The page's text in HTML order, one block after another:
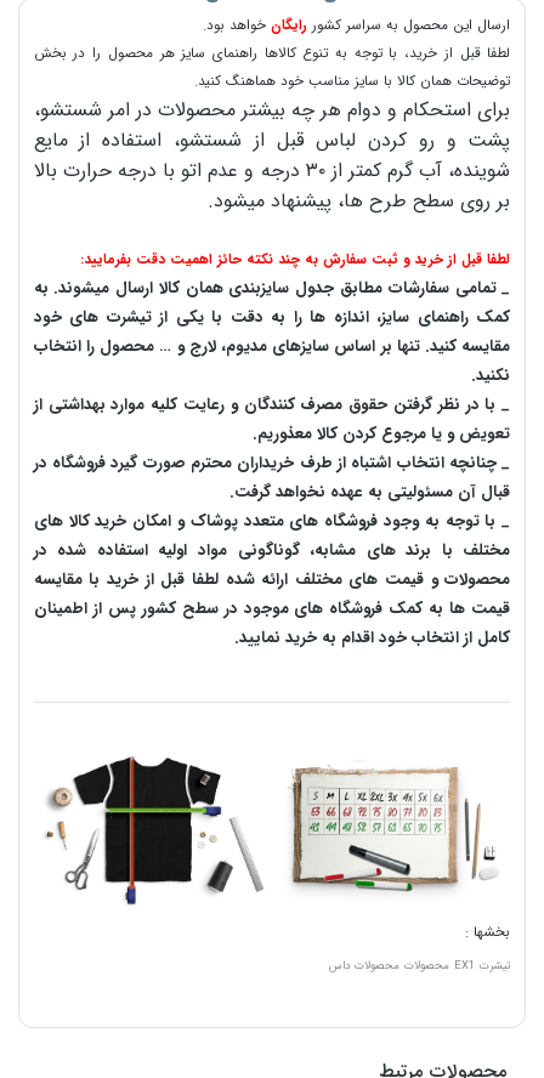
ارسال این محصول به سراسر کشور رایگانخواهد بود.
لطفا قبل از خرید، با توجه به تنوع کالاها راهنمای سایز هر محصول را در بخش
توضیحات همان کالا با سایز مناسب خود هماهنگ کنید.
برای استحکام و دوام هر چه بیشتر محصولات در امر شستشو،
پشت و رو کردن لباس قبل از شستشو، استفاده از مایع
شوینده، آب گرم کمتر از ۳۰ درجه و عدم اتو با درجه حرارت بالا
بر روی سطح طرح ها، پیشنهاد میشود.
لطفا قبل از خرید و ثبت سفارش به چند نکته حائز اهمیت دقت بفرمایید:
_ تمامی سفارشات مطابق جدول سایزبندی همان کالا ارسال میشوند. به
کمک راهنمای سایز، اندازه ها را به دقت با یکی از تیشرت های خود
مقایسه کنید. تنها بر اساس سایزهای مدیوم، لارج و … محصول را انتخاب
نکنید.
_ با در نظر گرفتن حقوق مصرف کنندگان و رعایت کلیه موارد بهداشتی از
تعویض و یا مرجوع کردن کالا معذوریم.
_ چنانچه انتخاب اشتباه از طرف خریداران محترم صورت گیرد فروشگاه در
قبال آن مسئولیتی به عهده نخواهد گرفت.
_ با توجه به‌ وجود فروشگاه های متعدد‌ پوشاک و امکان خرید کالا های
مختلف با برند های مشابه، گوناگونی مواد اولیه استفاده شده در
محصولات و قیمت های مختلف ارائه شده لطفا قبل از خرید با مقایسه
قیمت ها به کمک فروشگاه های موجود در سطح کشور پس از اطمینان
کامل از انتخاب خود اقدام به خرید نمایید.
بخشها :
تیشرت EX1 محصولات محصولات داس
محصولات مرتبط